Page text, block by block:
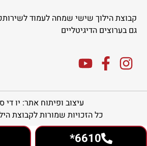
6610*
קבוצת הילוך שישי שמחה לעמוד
גם בערוצים הדיגיטליים
עיצוב ופיתוח אתר: יו די
כל הזכויות שמורות לקבוצת